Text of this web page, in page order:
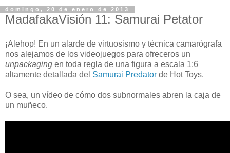
domingo, 20 de enero de 2013
MadafakaVisión 11: Samurai Petator
¡Alehop! En un alarde de virtuosismo y técnica camarógrafa
nos alejamos de los videojuegos para ofreceros un
unpackaging en toda regla de una figura a escala 1:6
altamente detallada del Samurai Predator de Hot Toys.
O sea, un vídeo de cómo dos subnormales abren la caja de
un muñeco.